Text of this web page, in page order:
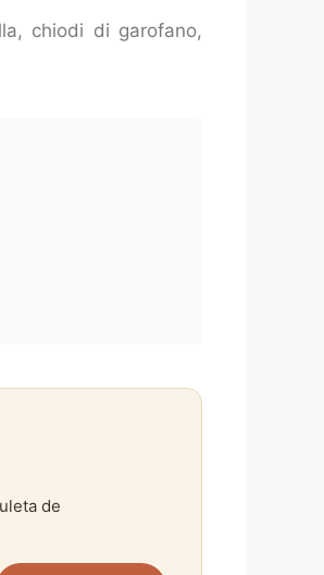
chiodi di garofano,
de